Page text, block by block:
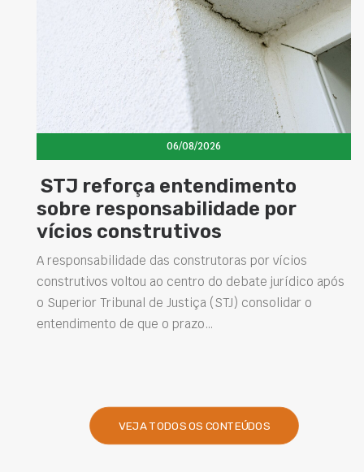
após
Concretos aditivados e
elevam desempenho das
estruturas e impulsionam
soluções na construção
Projetar estruturas mais duráveis, reduzir
intervenções de manutenção e melhorar o
desempenho das obras são desafios cada
VEJA TODOS OS CONTEÚDOS